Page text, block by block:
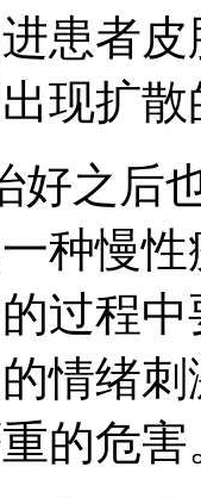
患者
现扩
好之后
种慢
过程
情绪
的危害